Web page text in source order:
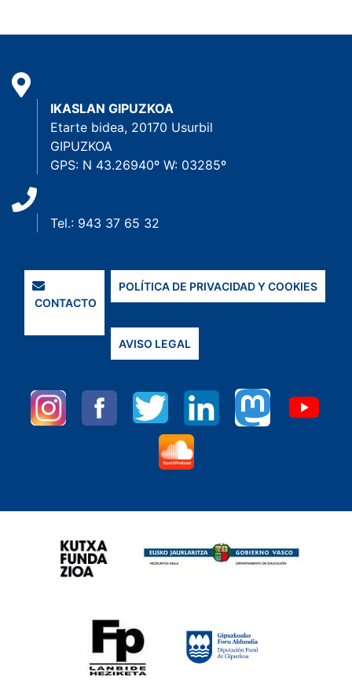
IKASLAN GIPUZKOA
Etarte bidea, 20170 Usurbil
GIPUZKOA
GPS: N 43.26940º W: 03285º
Tel.: 943 37 65 32
CONTACTO
POLÍTICA DE PRIVACIDAD Y COOKIES
AVISO LEGAL